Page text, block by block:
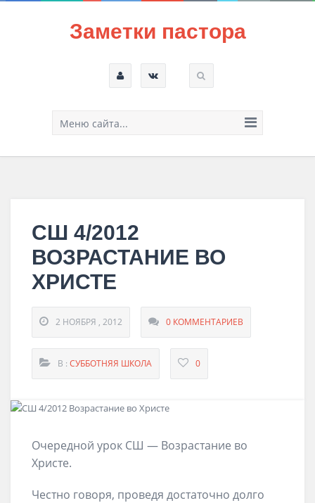
Заметки пастора
Меню сайта...
СШ 4/2012
ВОЗРАСТАНИЕ ВО
ХРИСТЕ
2 НОЯБРЯ , 2012 0 КОММЕНТАРИЕВ
В : СУББОТНЯЯ ШКОЛА 0
Очередной урок СШ — Возрастание во
Христе.
Честно говоря, проведя достаточно долго